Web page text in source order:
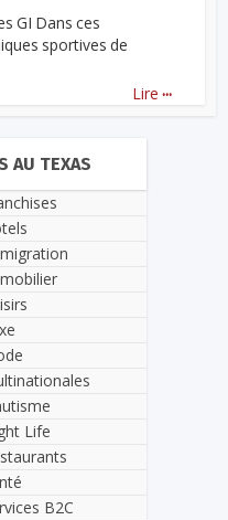
GI Dans ces
sportives de
Lire ...
AU TEXAS
Life
B2C